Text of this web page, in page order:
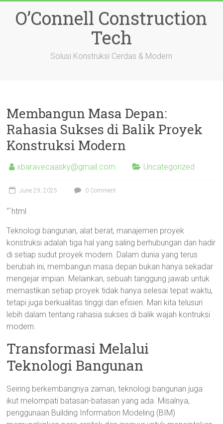
contentO’Connell Construction
Tech
Solusi Konstruksi Cerdas & Modern
Membangun Masa Depan:
Rahasia Sukses di Balik Proyek
Konstruksi Modern
xbaravecaasky@gmail.com Uncategorized
June 29, 2025 0 Comment
“`html
Teknologi bangunan, alat berat, manajemen proyek
konstruksi adalah tiga hal yang saling berhubungan dan hadir
di setiap sudut proyek modern. Dalam dunia yang terus
berubah ini, membangun masa depan bukan hanya sekadar
mengejar impian. Melainkan, sebuah tanggung jawab untuk
memastikan setiap proyek tidak hanya selesai tepat waktu,
tetapi juga berkualitas tinggi dan efisien. Mari kita telusuri
lebih dalam tentang rahasia sukses di balik wajah kontruksi
modern.
Transformasi Melalui
Teknologi Bangunan
Seiring berkembangnya zaman, teknologi bangunan juga
ikut melompati batasan-batasan yang ada. Misalnya,
penggunaan Building Information Modeling (BIM)